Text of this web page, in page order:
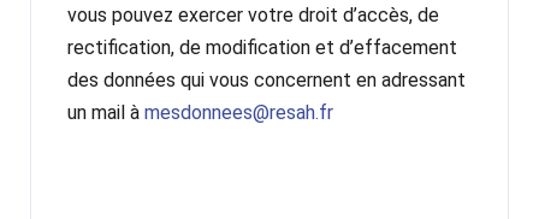
vous pouvez exercer votre droit d’accès, de
rectification, de modification et d’effacement
des données qui vous concernent en adressant
un mail à mesdonnees@resah.fr